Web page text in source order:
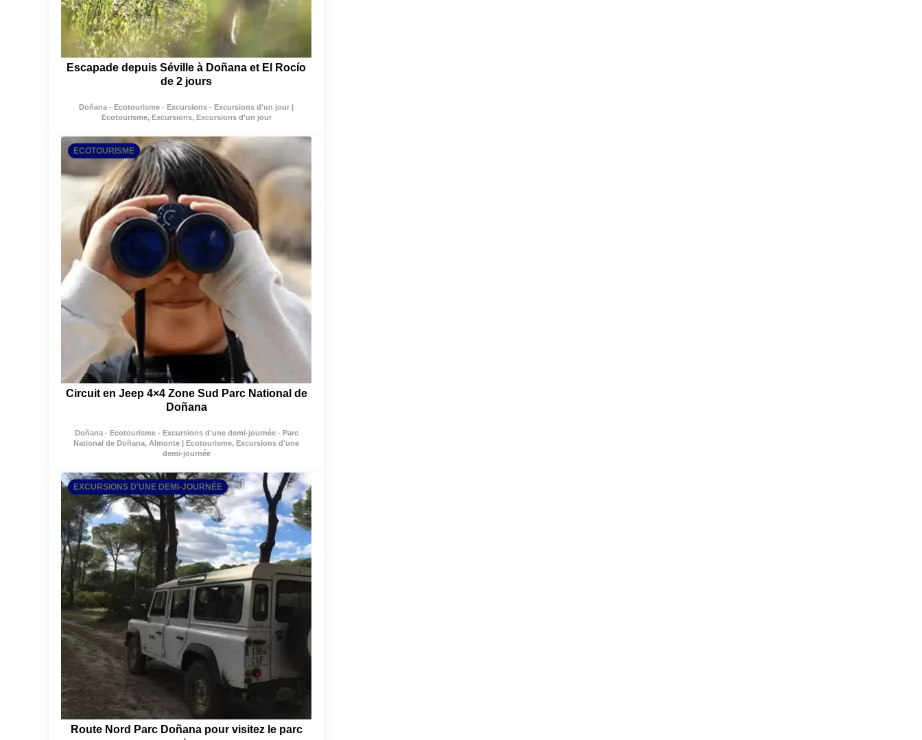
Escapade depuis Séville à Doñana et El Rocío
de 2 jours
Doñana - Ecotourisme - Excursions - Excursions d'un jour |
Ecotourisme, Excursions, Excursions d'un jour
ECOTOURISME
Circuit en Jeep 4×4 Zone Sud Parc National de
Doñana
Doñana - Ecotourisme - Excursions d'une demi-journée - Parc
National de Doñana, Almonte | Ecotourisme, Excursions d'une
demi-journée
EXCURSIONS D'UNE DEMI-JOURNÉE
Route Nord Parc Doñana pour visitez le parc